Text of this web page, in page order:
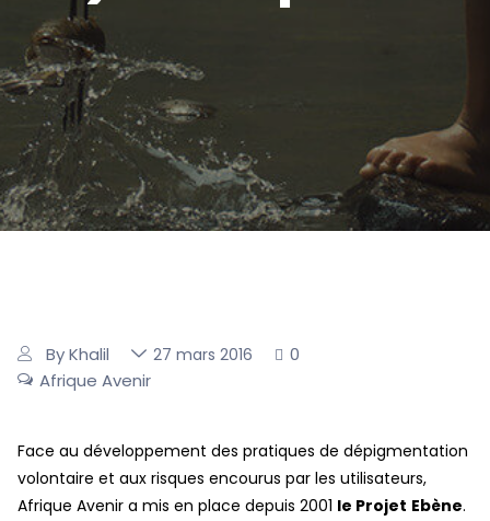
By Khalil 27 mars 2016
0
Afrique Avenir
Face au développement des pratiques de dépigmentation
volontaire et aux risques encourus par les utilisateurs,
Afrique Avenir a mis en place depuis 2001 le Projet Ebène.